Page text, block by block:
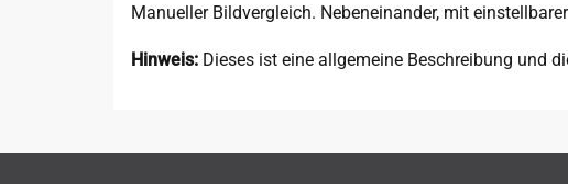
Manueller Bildvergleich. Nebeneinander, mit
Hinweis: Dieses ist eine allgemeine Beschreibung und